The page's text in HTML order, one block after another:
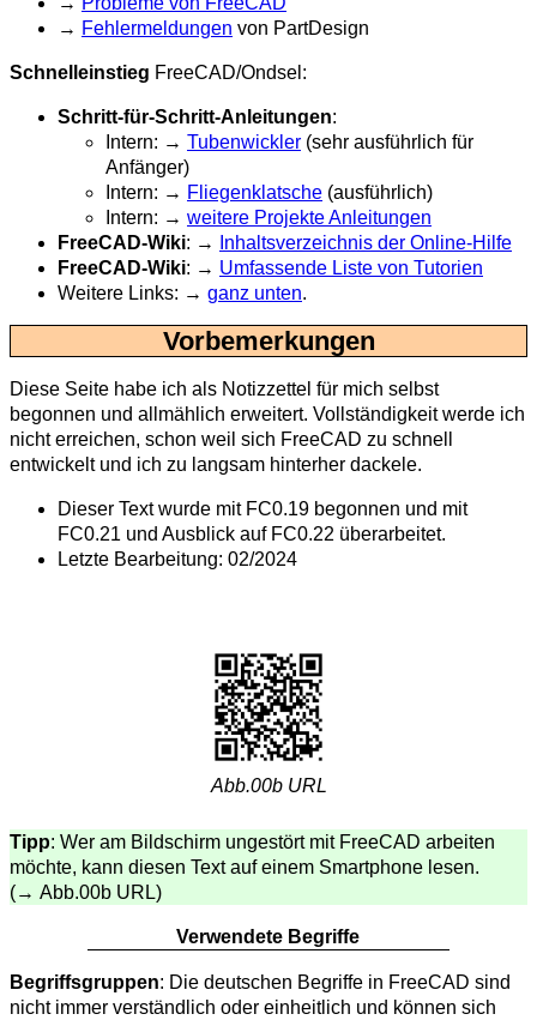
→ Fehlermeldungen von PartDesign
Schnelleinstieg FreeCAD/Ondsel:
Schritt-für-Schritt-Anleitungen:
Intern: → Tubenwickler (sehr ausführlich für
Anfänger)
Intern: → Fliegenklatsche (ausführlich)
Intern: → weitere Projekte Anleitungen
FreeCAD-Wiki: →
Inhaltsverzeichnis der Online-Hilfe
FreeCAD-Wiki: → Umfassende Liste von Tutorien
Weitere Links: → ganz unten.
Vorbemerkungen
Diese Seite habe ich als Notizzettel für mich selbst
begonnen und allmählich erweitert. Vollständigkeit werde ich
nicht erreichen, schon weil sich FreeCAD zu schnell
entwickelt und ich zu langsam hinterher dackele.
Dieser Text wurde mit FC0.19 begonnen und mit
FC0.21 und Ausblick auf FC0.22 überarbeitet.
Letzte Bearbeitung: 02/2024
Abb.00b URL
Tipp: Wer am Bildschirm ungestört mit FreeCAD arbeiten
möchte, kann diesen Text auf einem Smartphone lesen.
(→ Abb.00b URL)
Verwendete Begriffe
Begriffsgruppen: Die deutschen Begriffe in FreeCAD sind
nicht immer verständlich oder einheitlich und können sich